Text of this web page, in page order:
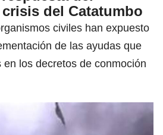
del Catatumbo
civiles han expuesto
de las ayudas que
los decretos de conmoción